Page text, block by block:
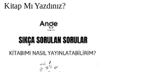
Kitap Mı Yazdınız?